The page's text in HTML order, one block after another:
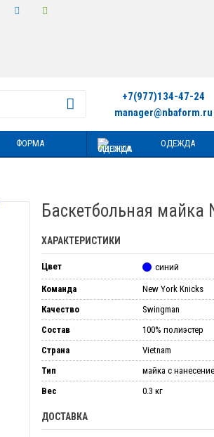
+7(977)134-47-24
manager@nbaform.ru
ФОРМА ОДЕЖДА
Баскетбольная майка
ХАРАКТЕРИСТИКИ
Цвет синий
Команда
New York Knicks
Качество
Swingman
Состав
100% полиэстер
Страна
Vietnam
Тип
майка с
Вес
0.3 кг
ДОСТАВКА